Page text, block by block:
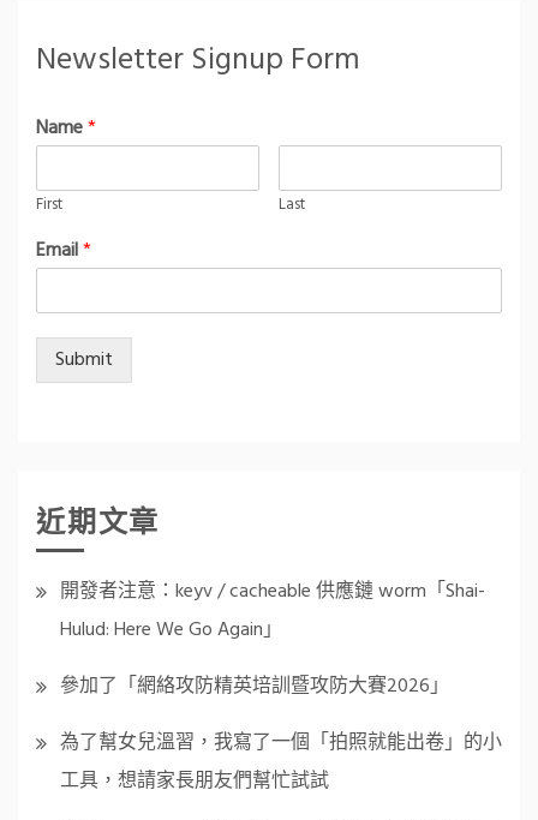
Newsletter Signup Form
Name*
First Last
Email*
Submit
近期文章
開發者注意：keyv / cacheable 供應鏈 worm「Shai-
Hulud: Here We Go Again」
參加了「網絡攻防精英培訓暨攻防大賽2026」
為了幫女兒溫習，我寫了一個「拍照就能出卷」的小
工具，想請家長朋友們幫忙試試